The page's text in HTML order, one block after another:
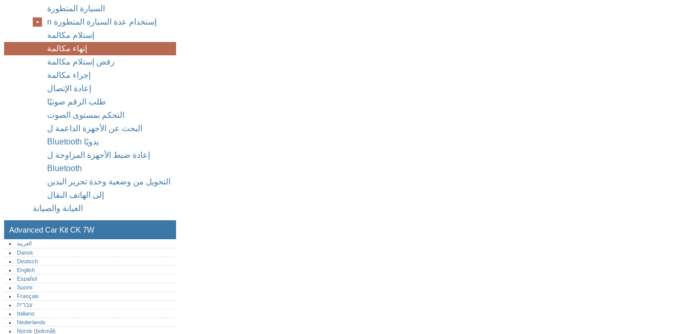
السيارة المتطورة
إستلام مكالمة
إنهاء مكالمة
رفض إستلام مكالمة
إجراء مكالمة
إعادة الإتصال
طلب الرقم صوتيًا
التحكم بمستوى الصوت
البحث عن الأجهزة الداعمة ل
Bluetooth يدويًا
إعادة ضبط الأجهزة المزاوجة ل
Bluetooth
التحويل من وضعية وحدة تحرير اليدين
العيانة والصيانة
Advanced Car Kit CK 7W
العربية
Dansk
Deutsch
English
Español
Suomi
Français
עברית
Italiano
Nederlands
Norsk (bokmål)‎